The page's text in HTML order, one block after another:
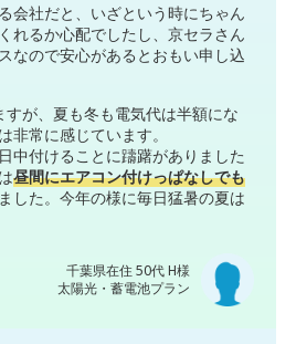
会社だと、いざという時にちゃん
れるか心配でしたし、京セラさん
なので安心があるとおもい申し込
が、夏も冬も電気代は半額にな
非常に感じています。
中付けることに躊躇がありました
昼間にエアコン付けっぱなしでも
した。今年の様に毎日猛暑の夏は
千葉県在住 50代 H様
太陽光・蓄電池プラン